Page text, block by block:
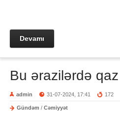
Devamı
Bu ərazilərdə
admin 31-07-2024, 17:41 172
Gündəm / Cəmiyyət